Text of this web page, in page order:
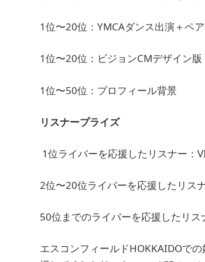
1位〜20位：YMCAダンス出演＋ペ
1位〜20位：ビジョンCMデザイン
1位〜50位：プロフィール背景
リスナープライズ
1位ライバーを応援したリスナー：
2位〜20位ライバーを応援したリス
50位までのライバーを応援したリス
エスコンフィールドHOKKAIDOで